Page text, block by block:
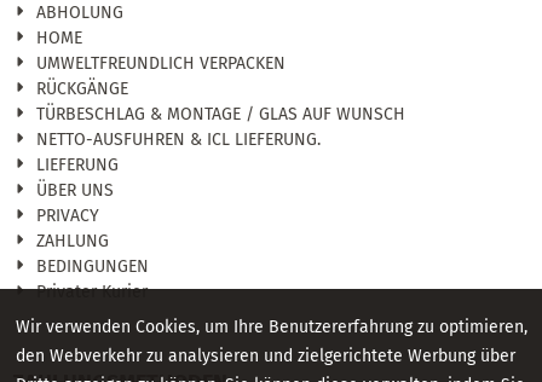
ABHOLUNG
HOME
UMWELTFREUNDLICH VERPACKEN
RÜCKGÄNGE
TÜRBESCHLAG & MONTAGE / GLAS AUF WUNSCH
NETTO-AUSFUHREN & ICL LIEFERUNG.
LIEFERUNG
ÜBER UNS
PRIVACY
ZAHLUNG
BEDINGUNGEN
Privater Kurier
Wir verwenden Cookies, um Ihre Benutzererfahrung zu optimieren,
den Webverkehr zu analysieren und zielgerichtete Werbung über